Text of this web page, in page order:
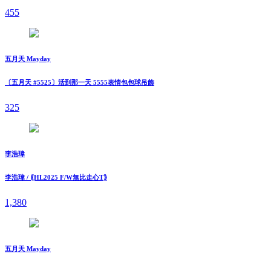
455
五月天 Mayday
〔五月天 #5525〕活到那一天 5555表情包包球吊飾
325
李浩瑋
李浩瑋 / ⟪HL2025 F/W無比走⼼T⟫
1,380
五月天 Mayday